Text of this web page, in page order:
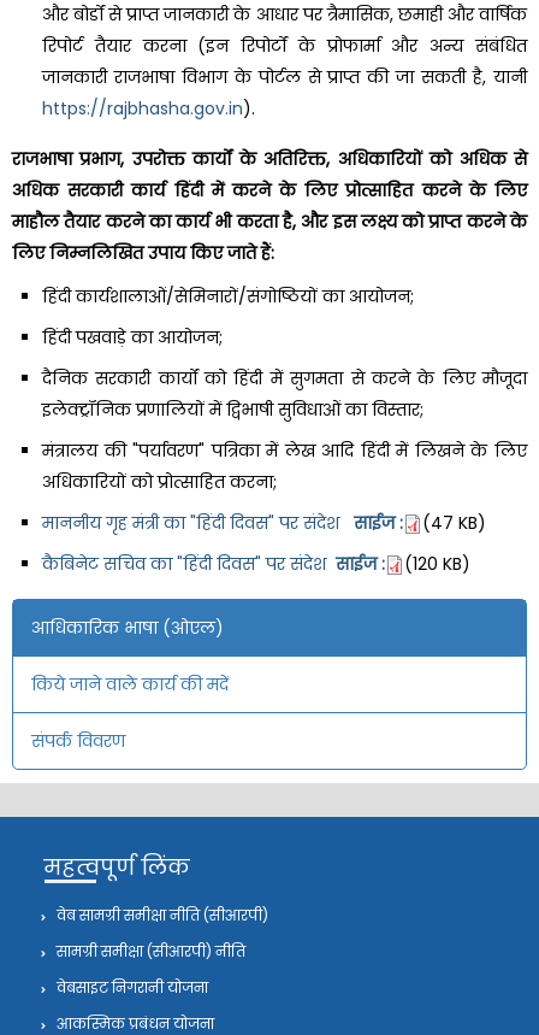
आधिकारिक भाषा (ओएल)
किये जाने वाले कार्य की मदें
संपर्क विवरण
और बोर्डों से प्राप्त जानकारी के आधार पर त्रैमासिक, छमाही और वार्षिक
रिपोर्ट तैयार करना (इन रिपोर्टों के प्रोफार्मा और अन्य संबंधित
जानकारी राजभाषा विभाग के पोर्टल से प्राप्त की जा सकती है, यानी
https://rajbhasha.gov.in).
राजभाषा प्रभाग, उपरोक्त कार्यों के अतिरिक्त, अधिकारियों को अधिक से
अधिक सरकारी कार्य हिंदी में करने के लिए प्रोत्साहित करने के लिए
माहौल तैयार करने का कार्य भी करता है, और इस लक्ष्य को प्राप्त करने के
लिए निम्नलिखित उपाय किए जाते हैं:
हिंदी कार्यशालाओं/सेमिनारों/संगोष्ठियों का आयोजन;
हिंदी पखवाड़े का आयोजन;
दैनिक सरकारी कार्यों को हिंदी में सुगमता से करने के लिए मौजूदा
इलेक्ट्रॉनिक प्रणालियों में द्विभाषी सुविधाओं का विस्तार;
मंत्रालय की "पर्यावरण" पत्रिका में लेख आदि हिंदी में लिखने के लिए
अधिकारियों को प्रोत्साहित करना;
माननीय गृह मंत्री का "हिंदी दिवस" पर संदेश साईज :
(47 KB)
कैबिनेट सचिव का "हिंदी दिवस" पर संदेश साईज : (120 KB)
महत्वपूर्ण लिंक
वेब सामग्री समीक्षा नीति (सीआरपी)
सामग्री समीक्षा (सीआरपी) नीति
वेबसाइट निगरानी योजना
आकस्मिक प्रबंधन योजना